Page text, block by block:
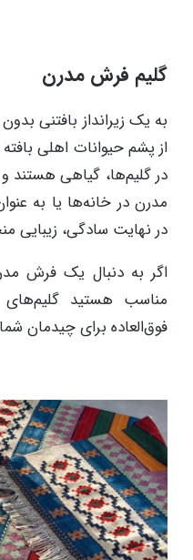
گلیم فرش مدرن
به یک زیرانداز بافتنی
از پشم حیوانات اهلی
در گلیم‌ها، گیاهی هستند و
مدرن در خانه‌ها یا به
در نهایت سادگی، زیبایی
اگر به دنبال یک فرش
مناسب هستید گلیم‌های
فوق‌العاده برای چیدمان شما